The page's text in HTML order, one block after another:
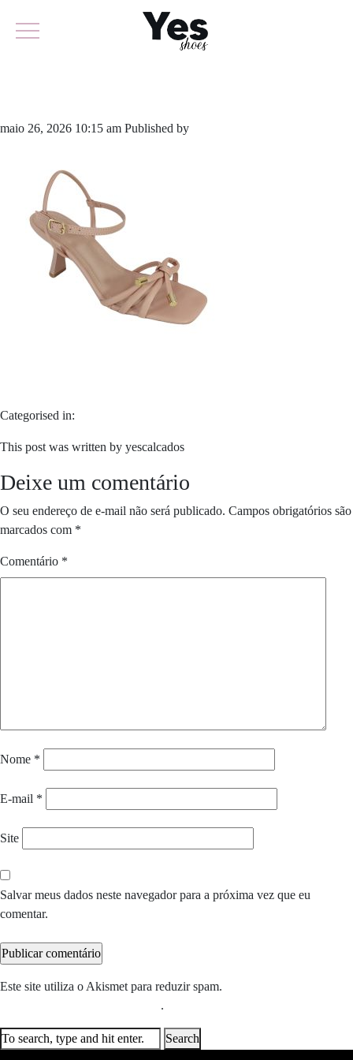
maio 26, 2026 10:15 am Published by
Categorised in:
This post was written by yescalcados
Deixe um comentário
O seu endereço de e-mail não será publicado. Campos obrigatórios são
marcados com *
Comentário *
Nome *
E-mail *
Site
Salvar meus dados neste navegador para a próxima vez que eu
comentar.
Este site utiliza o Akismet para reduzir spam.
.
Search